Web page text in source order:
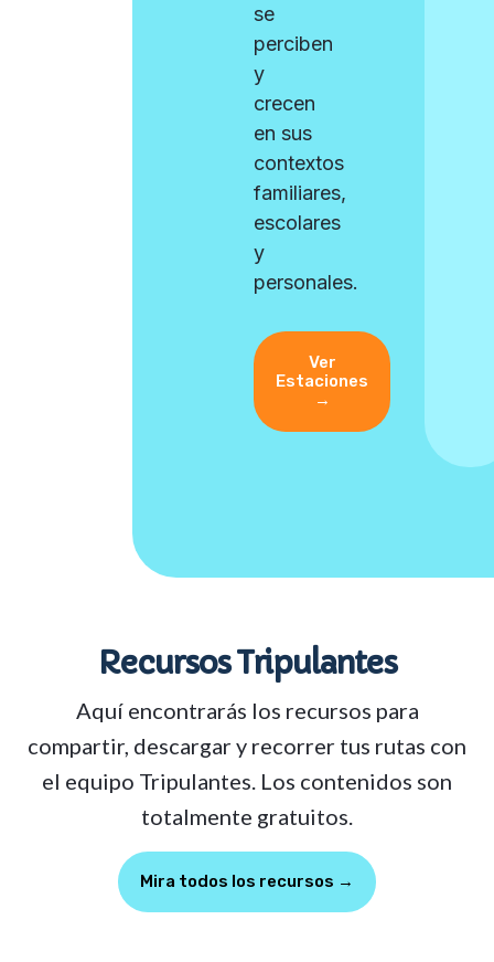
se
perciben
y
crecen
en sus
contextos
familiares,
escolares
y
personales.
Ver
Estaciones
→
Recursos Tripulantes
Aquí encontrarás los recursos para
compartir, descargar y recorrer tus rutas con
el equipo Tripulantes. Los contenidos son
totalmente gratuitos.
Mira todos los recursos →